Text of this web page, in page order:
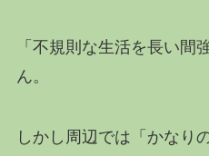
「不規則な生活を長い間
ん。
しかし周辺では「かなり